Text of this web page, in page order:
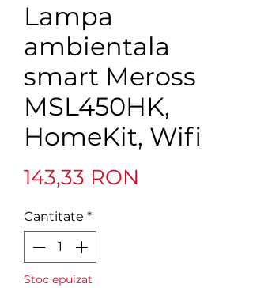
Lampa
ambientala
smart Meross
MSL450HK,
HomeKit, Wifi
143,33 RON
Cantitate *
Stoc epuizat